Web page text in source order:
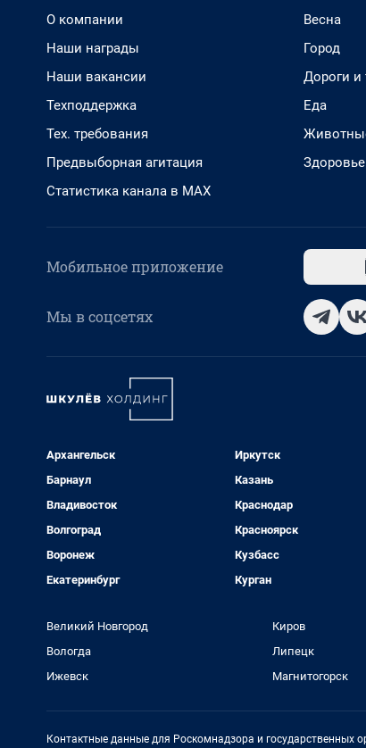
О компании
Наши награды
Наши вакансии
Техподдержка
Тех. требования
Предвыборная агитация
Статистика канала в MAX
Весна
Город
Дороги и
Еда
Здоровье
Мобильное приложение
Мы в соцсетях
Архангельск
Барнаул
Владивосток
Волгоград
Воронеж
Екатеринбург
Иркутск
Казань
Краснодар
Красноярск
Кузбасс
Курган
Великий Новгород
Вологда
Ижевск
Киров
Липецк
Магнитогорск
Контактные данные для Роскомнадзора и государственных